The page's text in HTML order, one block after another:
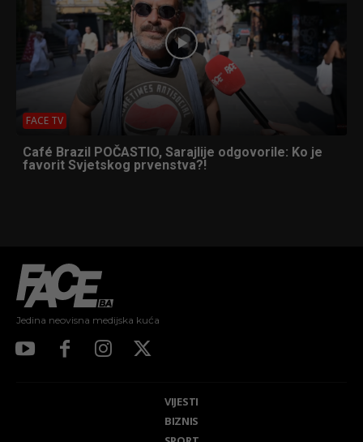
FACE TV
Café Brazil POČASTIO, Sarajlije odgovorile: Ko je
favorit Svjetskog prvenstva?!
Jedina neovisna medijska kuća
VIJESTI
BIZNIS